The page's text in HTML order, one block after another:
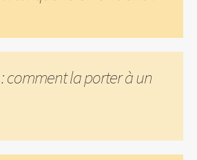
comment la porter à un